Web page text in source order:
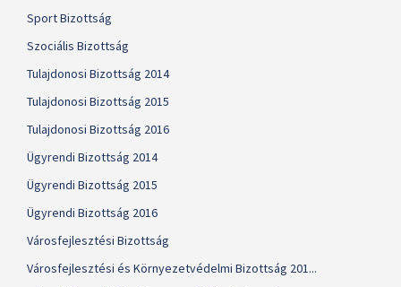
Sport Bizottság
Szociális Bizottság
Tulajdonosi Bizottság 2014
Tulajdonosi Bizottság 2015
Tulajdonosi Bizottság 2016
Ügyrendi Bizottság 2014
Ügyrendi Bizottság 2015
Ügyrendi Bizottság 2016
Városfejlesztési Bizottság
Városfejlesztési és Környezetvédelmi Bizottság 201...